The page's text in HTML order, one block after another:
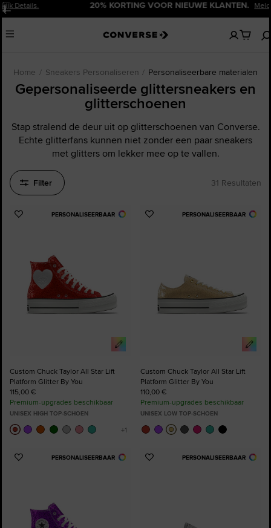
Pauzeren20% KORTING VOOR NIEUWE KLANTEN. Meld Je Nu Aan!
Menu
Geen
artikelen
Home Sneakers Personaliseren Personaliseerbare materialen
Gepersonaliseerde glittersneakers en
glitterschoenen
Stap stralend de deur uit op glitterschoenen van Converse.
Echte glitterfans kunnen niet zonder een paar sneakers
met glitters om lekker mee op te vallen.
Filter 31 Resultaten
PERSONALISEERBAAR
Voeg
Custom Chuck Taylor All Star Lift
Platform Glitter By You
115,00 €
Premium-upgrades beschikbaar
UNISEX HIGH TOP-SCHOEN
PERSONALISEERBAAR
Voeg
Custom Chuck Taylor All Star Lift
Platform Glitter By You
110,00 €
Premium-upgrades beschikbaar
UNISEX LOW TOP-SCHOEN
PERSONALISEERBAAR
Voeg
PERSONALISEERBAAR
Voeg